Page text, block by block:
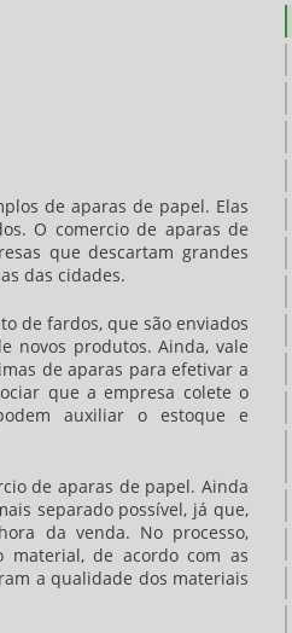
de aparas de papel. Elas
O comercio de aparas de
que descartam grandes
das cidades.
de fardos, que são enviados
novos produtos. Ainda, vale
de aparas para efetivar a
que a empresa colete o
auxiliar o estoque e
de aparas de papel. Ainda
separado possível, já que,
da venda. No processo,
material, de acordo com as
a qualidade dos materiais